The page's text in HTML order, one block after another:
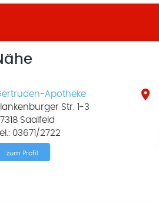
Apotheke
Str. 1-3
Saalfeld
03671/2722
zum Profil
